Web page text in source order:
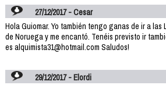
27/12/2017 - Cesar
Hola Guiomar. Yo también tengo ganas de ir a las
de Noruega y me encantó. Tenéis previsto ir
es alquimista31@hotmail.com Saludos!
29/12/2017 - Elordi